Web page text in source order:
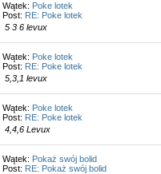
Wątek: Poke lotek
Post: RE: Poke lotek
5 3 6 levux
Wątek: Poke lotek
Post: RE: Poke lotek
5,3,1 levux
Wątek: Poke lotek
Post: RE: Poke lotek
4,4,6 Levux
Wątek: Pokaż swój bolid
Post: RE: Pokaż swój bolid